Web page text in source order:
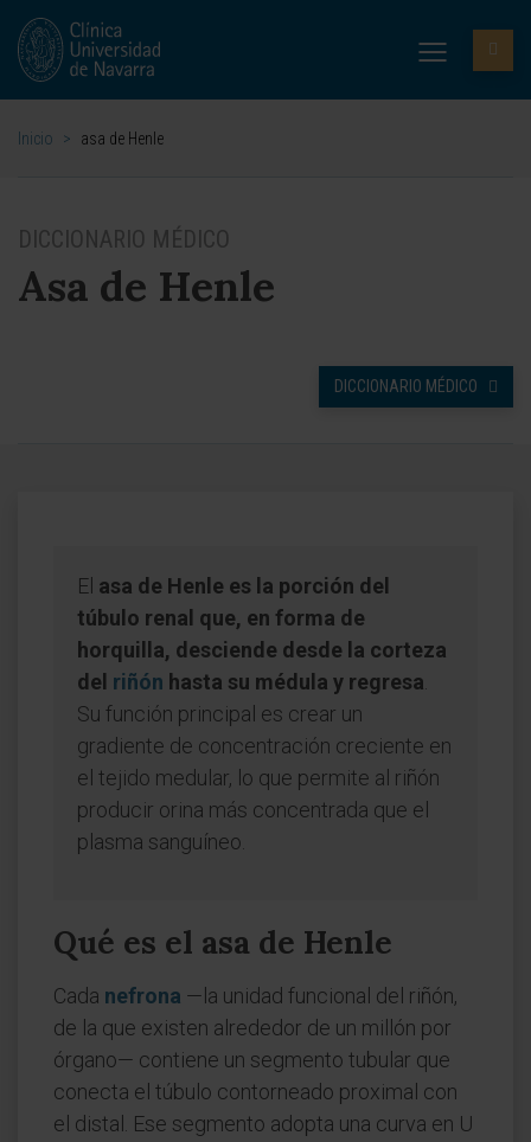
Inicio > asa de Henle
DICCIONARIO MÉDICO
Asa de Henle
DICCIONARIO MÉDICO
El asa de Henle es la porción del
túbulo renal que, en forma de
horquilla, desciende desde la corteza
del riñón hasta su médula y regresa
Su función principal es crear un
gradiente de concentración creciente en
el tejido medular, lo que permite al riñón
producir orina más concentrada que el
plasma sanguíneo.
Qué es el asa de Henle
Cada nefrona —la unidad funcional del riñón,
de la que existen alrededor de un millón por
órgano— contiene un segmento tubular que
conecta el túbulo contorneado proximal con
el distal. Ese segmento adopta una curva en U